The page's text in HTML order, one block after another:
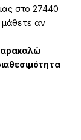
στο 27440
μάθετε αν